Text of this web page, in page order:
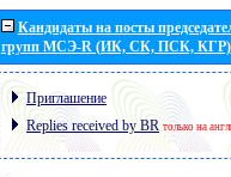
Кандидаты на посты
групп МСЭ-R (ИК, СК, ПСК, КГР)
Приглашение
Replies received by BR только на